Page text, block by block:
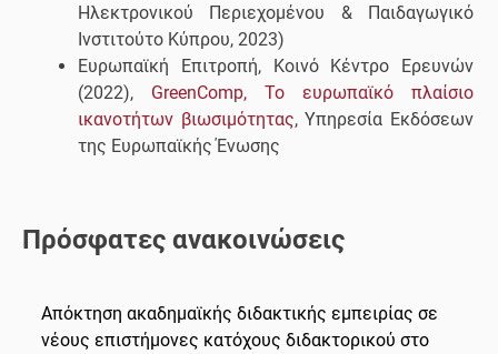
Ηλεκτρονικού Περιεχομένου & Παιδαγωγικό
Ινστιτούτο Κύπρου, 2023)
Ευρωπαϊκή Επιτροπή, Κοινό Κέντρο Ερευνών
(2022), GreenComp, Το ευρωπαϊκό πλαίσιο
ικανοτήτων βιωσιμότητας, Υπηρεσία Εκδόσεων
της Ευρωπαϊκής Ένωσης
Πρόσφατες ανακοινώσεις
Απόκτηση ακαδημαϊκής διδακτικής εμπειρίας σε
νέους επιστήμονες κατόχους διδακτορικού στο